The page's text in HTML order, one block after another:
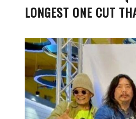
LONGEST ONE CUT